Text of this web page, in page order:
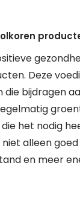
Deze
bijdragen
het nodig
alleen
en meer